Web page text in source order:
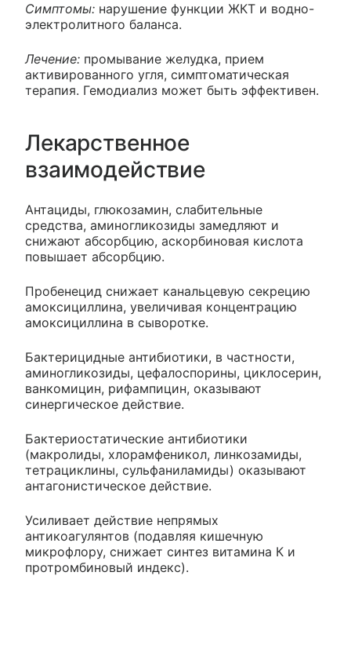
Симптомы: нарушение функции ЖКТ и водно-
электролитного баланса.
Лечение: промывание желудка, прием
активированного угля, симптоматическая
терапия. Гемодиализ может быть эффективен.
Лекарственное
взаимодействие
Антациды, глюкозамин, слабительные
средства, аминогликозиды замедляют и
снижают абсорбцию, аскорбиновая кислота
повышает абсорбцию.
Пробенецид снижает канальцевую секрецию
амоксициллина, увеличивая концентрацию
амоксициллина в сыворотке.
Бактерицидные антибиотики, в частности,
аминогликозиды, цефалоспорины, циклосерин,
ванкомицин, рифампицин, оказывают
синергическое действие.
Бактериостатические антибиотики
(макролиды, хлорамфеникол, линкозамиды,
тетрациклины, сульфаниламиды) оказывают
антагонистическое действие.
Усиливает действие непрямых
антикоагулянтов (подавляя кишечную
микрофлору, снижает синтез витамина К и
протромбиновый индекс).